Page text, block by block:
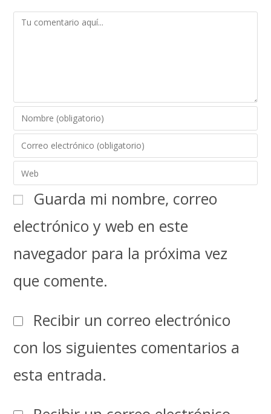
Guarda mi nombre, correo
electrónico y web en este
navegador para la próxima vez
que comente.
Recibir un correo electrónico
con los siguientes comentarios a
esta entrada.